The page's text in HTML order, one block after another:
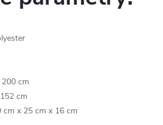
200 cm
cm
cm x 25 cm x 16 cm